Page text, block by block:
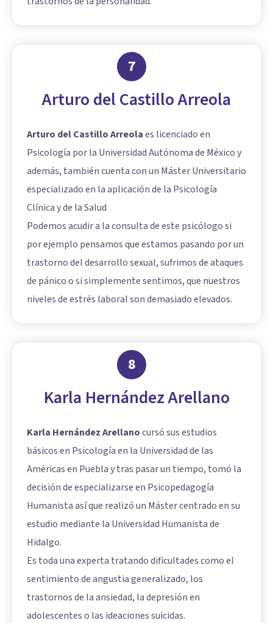
7
Arturo del Castillo Arreola
Arturo del Castillo Arreolaes licenciado en
Psicología por la Universidad Autónoma de México y
además, también cuenta con un Máster Universitario
especializado en la aplicación de la Psicología
Clínica y de la Salud
Podemos acudir a la consulta de este psicólogo si
por ejemplo pensamos que estamos pasando por un
trastorno del desarrollo sexual, sufrimos de ataques
de pánico o si simplemente sentimos, que nuestros
niveles de estrés laboral son demasiado elevados.
8
Karla Hernández Arellano
Karla Hernández Arellanocursó sus estudios
básicos en Psicología en la Universidad de las
Américas en Puebla y tras pasar un tiempo, tomó la
decisión de especializarse en Psicopedagogía
Humanista así que realizó un Máster centrado en su
estudio mediante la Universidad Humanista de
Hidalgo.
Es toda una experta tratando dificultades como el
sentimiento de angustia generalizado, los
trastornos de la ansiedad, la depresión en
adolescentes o las ideaciones suicidas.